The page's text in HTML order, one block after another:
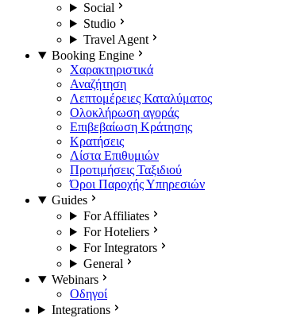
Social
Studio
Travel Agent
Booking Engine
Χαρακτηριστικά
Αναζήτηση
Λεπτομέρειες Καταλύματος
Ολοκλήρωση αγοράς
Επιβεβαίωση Κράτησης
Κρατήσεις
Λίστα Επιθυμιών
Προτιμήσεις Ταξιδιού
Όροι Παροχής Υπηρεσιών
Guides
For Affiliates
For Hoteliers
For Integrators
General
Webinars
Οδηγοί
Integrations